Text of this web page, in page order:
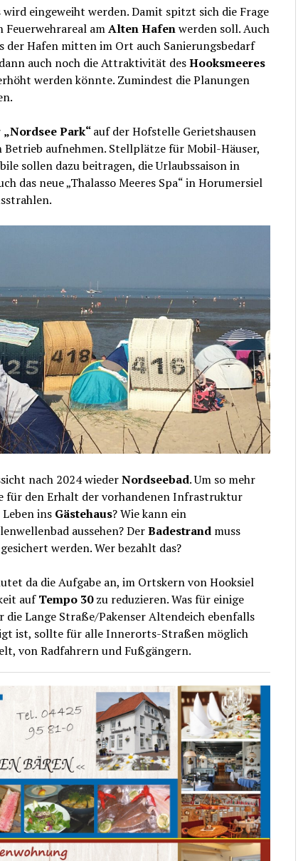
wird eingeweiht werden. Damit spitzt sich die Frage
Feuerwehrareal amAlten Hafenwerden soll. Auch
der Hafen mitten im Ort auch Sanierungsbedarf
auch noch die Attraktivität desHooksmeeres
werden könnte. Zumindest die Planungen
„Nordsee Park“auf der Hofstelle Gerietshausen
Betrieb aufnehmen. Stellplätze für Mobil-Häuser,
sollen dazu beitragen, die Urlaubssaison in
das neue „Thalasso Meeres Spa“ in Horumersiel
nach 2024 wiederNordseebad. Um so mehr
für den Erhalt der vorhandenen Infrastruktur
ins Gästehaus? Wie kann ein
aussehen? DerBadestrand muss
werden. Wer bezahlt das?
da die Aufgabe an, im Ortskern von Hooksiel
aufTempo 30zu reduzieren. Was für einige
Lange Straße/Pakenser Altendeich ebenfalls
ist, sollte für alle Innerorts-Straßen möglich
von Radfahrern und Fußgängern.